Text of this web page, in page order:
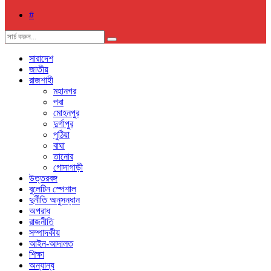
#
সারাদেশ
জাতীয়
রাজশাহী
মহানগর
পবা
মোহনপুর
দুর্গাপুর
পুঠিয়া
বাঘা
তানোর
গোদাগাড়ী
উত্তরবঙ্গ
বুলেটিন স্পেশাল
দুর্নীতি অনুসন্ধান
অপরাধ
রাজনীতি
সম্পাদকীয়
আইন-আদালত
শিক্ষা
অন্যান্য